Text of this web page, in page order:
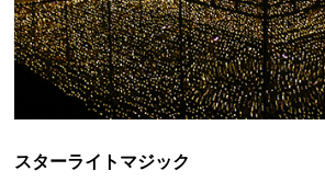
スターライトマジック